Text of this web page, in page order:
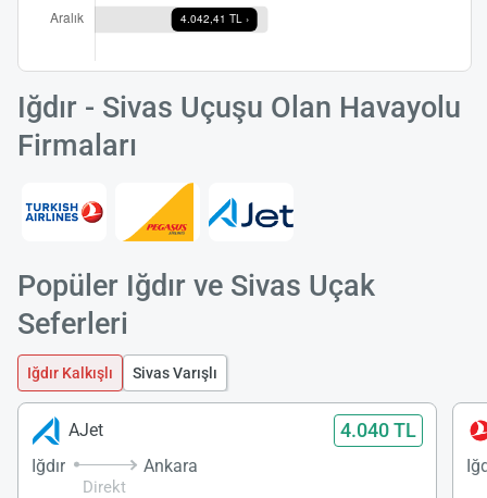
Iğdır - Sivas Uçuşu Olan Havayolu
Firmaları
Popüler Iğdır ve Sivas Uçak
Seferleri
Iğdır Kalkışlı Sivas Varışlı
AJet 4.040 TL
Iğdır
Direkt
Ankara